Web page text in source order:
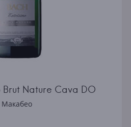
Brut Nature Cava DO
Макабео